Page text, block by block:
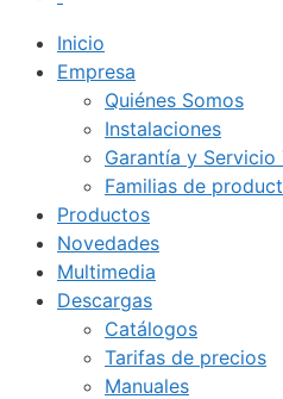
Inicio
Empresa
Quiénes Somos
Instalaciones
Garantía y Servicio
Familias de
Productos
Novedades
Multimedia
Descargas
Catálogos
Tarifas de precios
Manuales